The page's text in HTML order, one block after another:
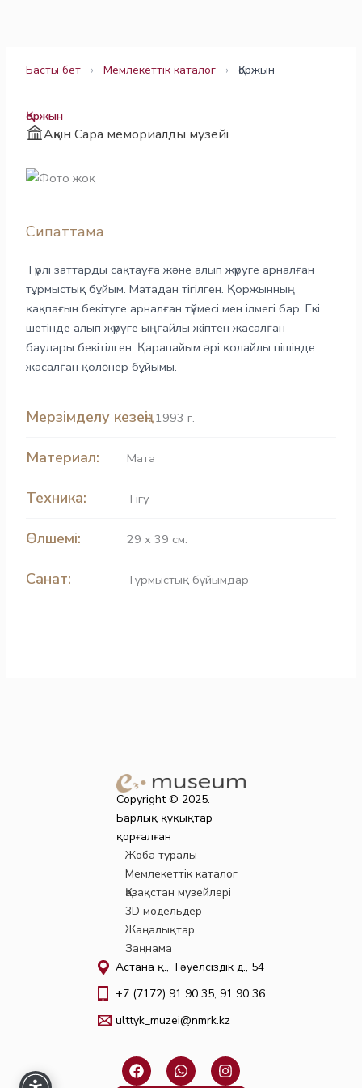
Басты бет › Мемлекеттік каталог › Қоржын
Қоржын
Ақын Сара мемориалды музейі
Сипаттама
Түрлі заттарды сақтауға және алып жүруге арналған
тұрмыстық бұйым. Матадан тігілген. Қоржынның
қақпағын бекітуге арналған түймесі мен ілмегі бар. Екі
шетінде алып жүруге ыңғайлы жіптен жасалған
баулары бекітілген. Қарапайым әрі қолайлы пішінде
жасалған қолөнер бұйымы.
Мерзімделу кезеңі: 1993 г.
Материал: Мата
Техника: Тігу
Өлшемі: 29 x 39 см.
Санат: Тұрмыстық бұйымдар
Copyright © 2025.
Барлық құқықтар
қорғалған
Жоба туралы
Мемлекеттік каталог
Қазақстан музейлері
3D модельдер
Жаңалықтар
Заңнама
Астана қ., Тәуелсіздік д., 54
+7 (7172) 91 90 35, 91 90 36
ulttyk_muzei@nmrk.kz
F
a
W
h
I
n